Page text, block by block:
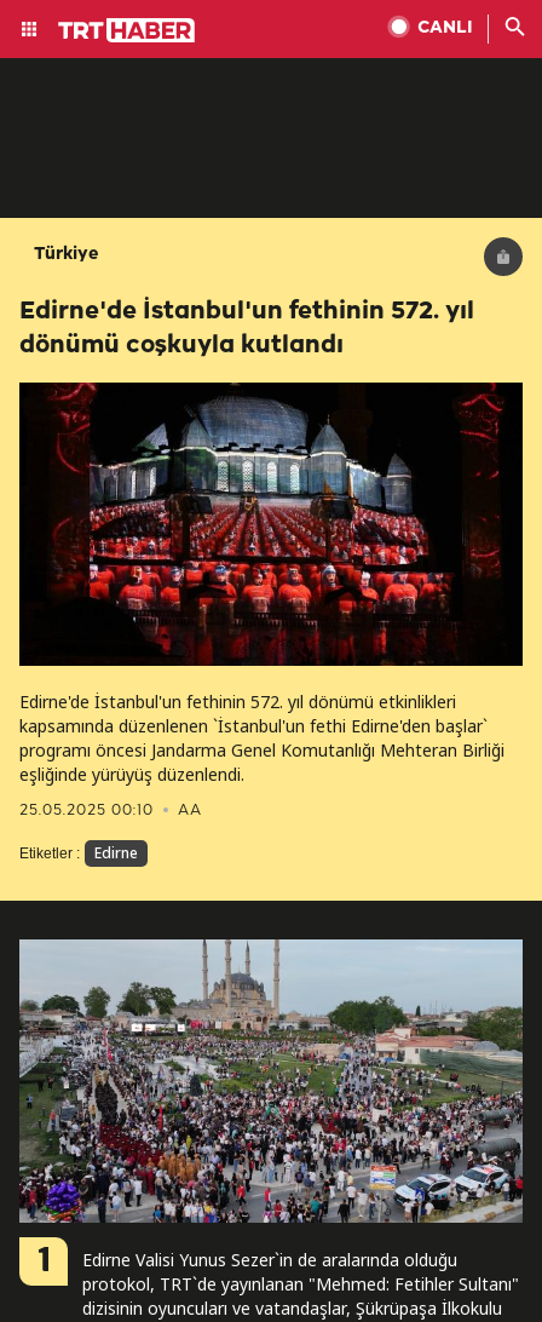
CANLI
Türkiye
Edirne'de İstanbul'un fethinin 572. yıl
dönümü coşkuyla kutlandı
25.05.2025 00:10 AA
Edirne'de İstanbul'un fethinin 572. yıl dönümü etkinlikleri
kapsamında düzenlenen `İstanbul'un fethi Edirne'den başlar`
programı öncesi Jandarma Genel Komutanlığı Mehteran Birliği
eşliğinde yürüyüş düzenlendi.
Etiketler : Edirne
1
Edirne Valisi Yunus Sezer`in de aralarında olduğu
protokol, TRT`de yayınlanan "Mehmed: Fetihler Sultanı"
dizisinin oyuncuları ve vatandaşlar, Şükrüpaşa İlkokulu